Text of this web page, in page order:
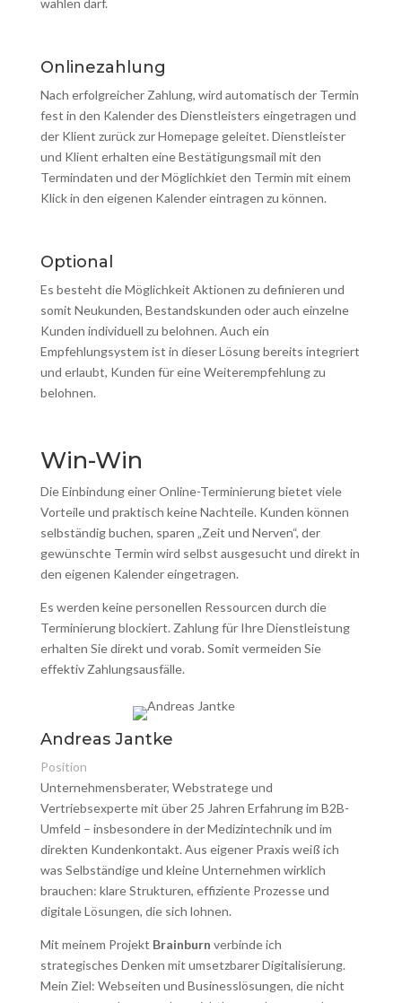
wählen darf.
Onlinezahlung
Nach erfolgreicher Zahlung, wird automatisch der Termin
fest in den Kalender des Dienstleisters eingetragen und
der Klient zurück zur Homepage geleitet. Dienstleister
und Klient erhalten eine Bestätigungsmail mit den
Termindaten und der Möglichkiet den Termin mit einem
Klick in den eigenen Kalender eintragen zu können.
Optional
Es besteht die Möglichkeit Aktionen zu definieren und
somit Neukunden, Bestandskunden oder auch einzelne
Kunden individuell zu belohnen. Auch ein
Empfehlungsystem ist in dieser Lösung bereits integriert
und erlaubt, Kunden für eine Weiterempfehlung zu
belohnen.
Win-Win
Die Einbindung einer Online-Terminierung bietet viele
Vorteile und praktisch keine Nachteile. Kunden können
selbständig buchen, sparen „Zeit und Nerven“, der
gewünschte Termin wird selbst ausgesucht und direkt in
den eigenen Kalender eingetragen.
Es werden keine personellen Ressourcen durch die
Terminierung blockiert. Zahlung für Ihre Dienstleistung
erhalten Sie direkt und vorab. Somit vermeiden Sie
effektiv Zahlungsausfälle.
Andreas Jantke
Position
Unternehmensberater, Webstratege und
Vertriebsexperte mit über 25 Jahren Erfahrung im B2B-
Umfeld – insbesondere in der Medizintechnik und im
direkten Kundenkontakt. Aus eigener Praxis weiß ich
was Selbständige und kleine Unternehmen wirklich
brauchen: klare Strukturen, effiziente Prozesse und
digitale Lösungen, die sich lohnen.
Mit meinem Projekt Brainburn verbinde ich
strategisches Denken mit umsetzbarer Digitalisierung.
Mein Ziel: Webseiten und Businesslösungen, die nicht